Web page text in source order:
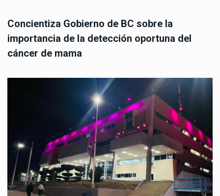
Concientiza Gobierno de BC sobre la
importancia de la detección oportuna del
cáncer de mama